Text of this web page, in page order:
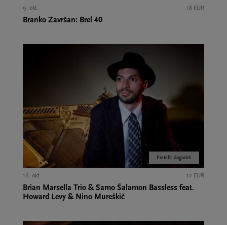
9. okt. 18 EUR
Branko Završan: Brel 40
Pretekli dogodek
16. okt. 12 EUR
Brian Marsella Trio & Samo Šalamon Bassless feat.
Howard Levy & Nino Mureškič